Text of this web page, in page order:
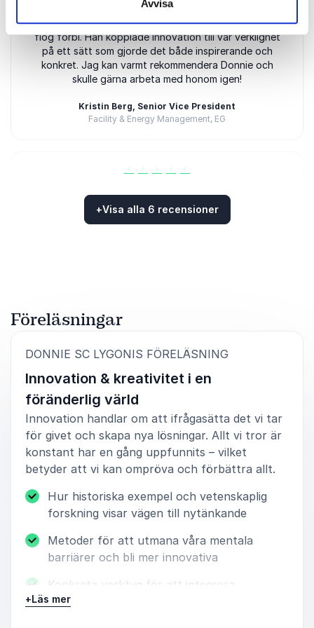
Avvisa
han levererade med råge! Hans energi, nyfikenhet
och förmåga att utmana publiken gjorde att timmen
flög förbi. Han kopplade innovation till vår verklighet
på ett sätt som gjorde det både inspirerande och
konkret. Jag kan varmt rekommendera Donnie och
skulle gärna arbeta med honom igen!
Kristin Berg, Senior Vice President
Facility & Energy Management, EG
En fantastisk moderator och inspiratör. Hög energi,
professionell i både förberedelser och
genomförande. Vi kommer definitivt att anlita Donnie
5av5
Donnie var talare på vårt Banking & Insurance-event,
fångade publiken. Hans förmåga att skapa
engagemang och leverera en tankeväckande
presentation imponerade stort. Han inspirerade
beslutsfattare inom branschen med sin dynamiska stil
och djupa kunskap.
Management Events
5 av
oöverträffad energi som varit en stor
inspirationskälla under vår startup-resa. Som vår
startup-landskapet, få vår första kund och de
+Visa alla 6 recensioner
Föreläsningar
DONNIE SC LYGONIS FÖRELÄSNING
Innovation & kreativitet i en
föränderlig värld
Innovation handlar om att ifrågasätta det vi tar
för givet och skapa nya lösningar. Allt vi tror är
konstant har en gång uppfunnits – vilket
betyder att vi kan ompröva och förbättra allt.
Hur historiska exempel och vetenskaplig
forskning visar vägen till nytänkande
Metoder för att utmana våra mentala
barriärer och bli mer innovativa
Konkreta verktyg för att integrera
kreativitet i vardagen
+Läs mer